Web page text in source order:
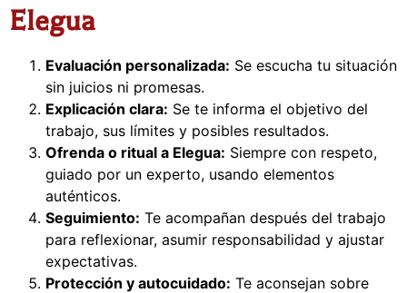
Elegua
Evaluación personalizada: Se escucha tu situación
sin juicios ni promesas.
Explicación clara: Se te informa el objetivo del
trabajo, sus límites y posibles resultados.
Ofrenda o ritual a Elegua: Siempre con respeto,
guiado por un experto, usando elementos
auténticos.
Seguimiento: Te acompañan después del trabajo
para reflexionar, asumir responsabilidad y ajustar
expectativas.
Protección y autocuidado: Te aconsejan sobre